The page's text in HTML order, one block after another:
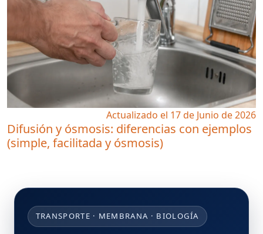
Actualizado el 17 de Junio de 2026
Difusión y ósmosis: diferencias con ejemplos
(simple, facilitada y ósmosis)
TRANSPORTE · MEMBRANA · BIOLOGÍA